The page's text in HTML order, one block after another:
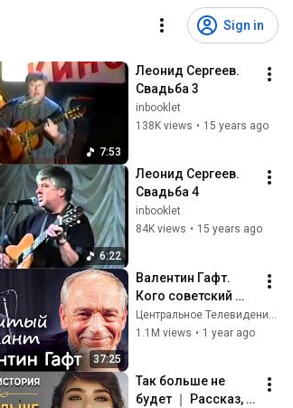
Sign in
7:53
Леонид Сергеев.
Свадьба 3
inbooklet
138K views • 15 years ago
6:22
Леонид Сергеев.
Свадьба 4
inbooklet
84K views • 15 years ago
37:25
Валентин Гафт.
Кого советский
актер обижал
своими
1.1M views • 1 year ago
Так больше не
будет ｜ Рассказ,